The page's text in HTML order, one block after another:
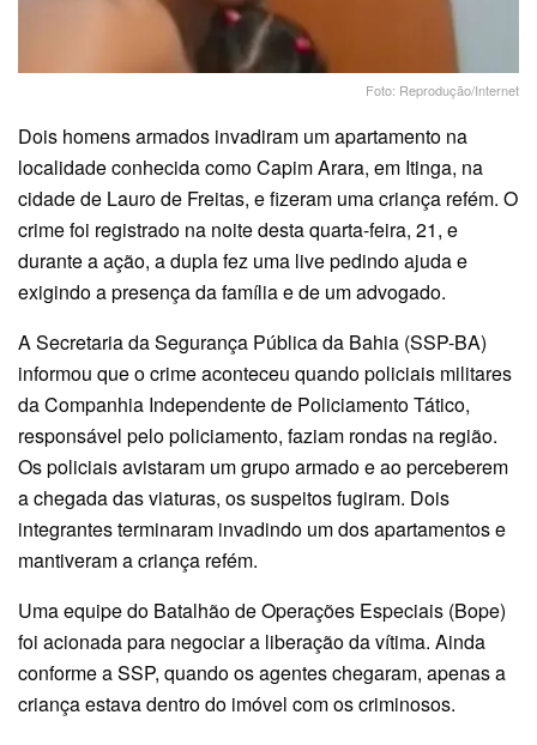
Foto: Reprodução/Internet
Dois homens armados invadiram um apartamento na
localidade conhecida como Capim Arara, em Itinga, na
cidade de Lauro de Freitas, e fizeram uma criança refém. O
crime foi registrado na noite desta quarta-feira, 21, e
durante a ação, a dupla fez uma live pedindo ajuda e
exigindo a presença da família e de um advogado.
A Secretaria da Segurança Pública da Bahia (SSP-BA)
informou que o crime aconteceu quando policiais militares
da Companhia Independente de Policiamento Tático,
responsável pelo policiamento, faziam rondas na região.
Os policiais avistaram um grupo armado e ao perceberem
a chegada das viaturas, os suspeitos fugiram. Dois
integrantes terminaram invadindo um dos apartamentos e
mantiveram a criança refém.
Uma equipe do Batalhão de Operações Especiais (Bope)
foi acionada para negociar a liberação da vítima. Ainda
conforme a SSP, quando os agentes chegaram, apenas a
criança estava dentro do imóvel com os criminosos.